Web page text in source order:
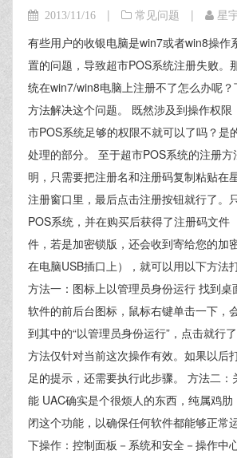
2013/11/16 | 常见问题 | 星
有些用户的收银电脑是win7或者win8操作
置的问题，导致超市POS系统注册失败。
统在win7/win8电脑上注册不了怎么办呢
方法解决这个问题。 既然涉及到操作权限
市POS系统足够的权限不就可以了吗？是
处理的部分。 至于超市POS系统的注册
明，只需要把注册名和注册码复制粘贴在
注册窗口里，最后点击注册按钮就行了。
POS系统，并在购买后获得了注册码文件
件，若是加密锁版，还会收到寄给您的加
在电脑USB插口上），就可以用以下方法
方法一：图标上以管理员身份运行 找到桌
软件的前后台图标，鼠标右键单击一下，
到其中的“以管理员身份运行”，点击就行
方法仅针对当前这次操作有效。如果以后
足的提示，还需要执行此步骤。 方法二：
能 UAC确实是个很烦人的东西，纯属鸡
闭这个功能，以确保任何软件都能够正常
下操作：控制面板－系统和安全－操作中